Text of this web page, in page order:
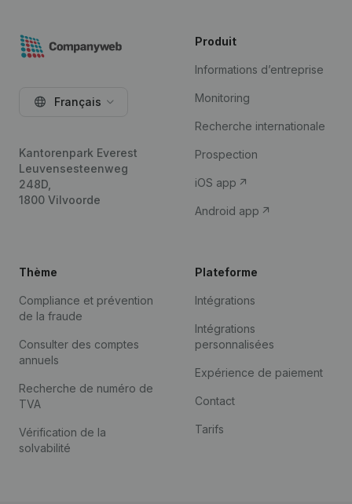
Français
Kantorenpark Everest
Leuvensesteenweg
248D,
1800 Vilvoorde
Produit
Informations d’entreprise
Monitoring
Recherche internationale
Prospection
iOS app
Android app
Thème
Compliance et prévention
de la fraude
Consulter des comptes
annuels
Recherche de numéro de
TVA
Vérification de la
solvabilité
Plateforme
Intégrations
Intégrations
personnalisées
Expérience de paiement
Contact
Tarifs